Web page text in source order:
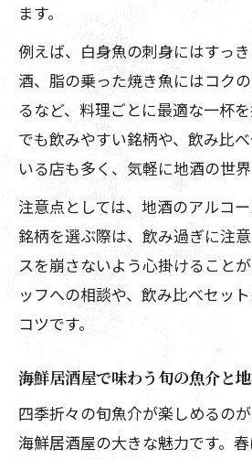
ます。
例えば、白身魚の刺身にはすっ
酒、脂の乗った焼き魚にはコク
るなど、料理ごとに最適な一杯
でも飲みやすい銘柄や、飲み比
いる店も多く、気軽に地酒の世界
注意点としては、地酒のアルコ
銘柄を選ぶ際は、飲み過ぎに注
スを崩さないよう心掛けること
ッフへの相談や、飲み比べセッ
コツです。
海鮮居酒屋で味わう旬の魚介と
四季折々の旬魚介が楽しめるの
海鮮居酒屋の大きな魅力です。